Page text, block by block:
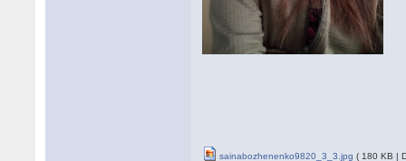
sainabozhenenko9820_3_3.jpg ( 180 KB |